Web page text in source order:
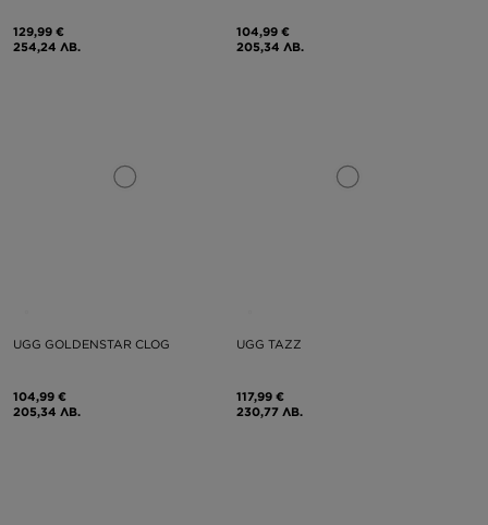
129,99 €
254,24 ЛВ.
104,99 €
205,34 ЛВ.
UGG GOLDENSTAR CLOG
104,99 €
205,34 ЛВ.
UGG TAZZ
117,99 €
230,77 ЛВ.